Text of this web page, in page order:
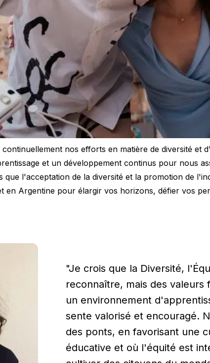
nos efforts en matière de diversité
et un développement continus pour nous
que l'acceptation de la diversité et la promotion de
en Argentine pour élargir vos horizons, défier vos
"Je crois que la Diversité,
reconnaître, mais des
un environnement
sente valorisé et encouragé.
des ponts, en favorisant une
éducative et où l'équité est